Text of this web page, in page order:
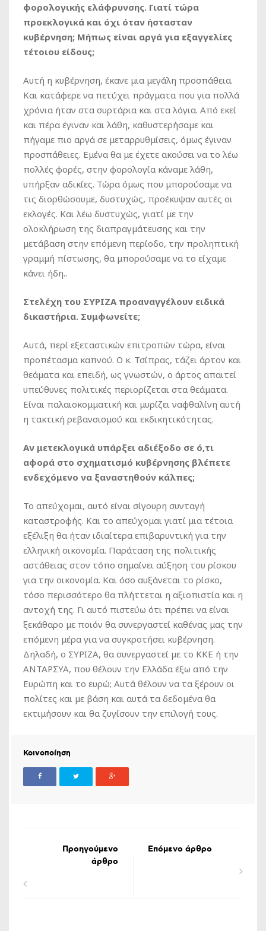
φορολογικής ελάφρυνσης. Γιατί τώρα
προεκλογικά και όχι όταν ήστασταν
κυβέρνηση; Μήπως είναι αργά για εξαγγελίες
τέτοιου είδους;
Αυτή η κυβέρνηση, έκανε μια μεγάλη προσπάθεια.
Και κατάφερε να πετύχει πράγματα που για πολλά
χρόνια ήταν στα συρτάρια και στα λόγια. Από εκεί
και πέρα έγιναν και λάθη, καθυστερήσαμε και
πήγαμε πιο αργά σε μεταρρυθμίσεις, όμως έγιναν
προσπάθειες. Εμένα θα με έχετε ακούσει να το λέω
πολλές φορές, στην φορολογία κάναμε λάθη,
υπήρξαν αδικίες. Τώρα όμως που μπορούσαμε να
τις διορθώσουμε, δυστυχώς, προέκυψαν αυτές οι
εκλογές. Και λέω δυστυχώς, γιατί με την
ολοκλήρωση της διαπραγμάτευσης και την
μετάβαση στην επόμενη περίοδο, την προληπτική
γραμμή πίστωσης, θα μπορούσαμε να το είχαμε
κάνει ήδη..
Στελέχη του ΣΥΡΙΖΑ προαναγγέλουν ειδικά
δικαστήρια. Συμφωνείτε;
Αυτά, περί εξεταστικών επιτροπών τώρα, είναι
προπέτασμα καπνού. Ο κ. Τσίπρας, τάζει άρτον και
θεάματα και επειδή, ως γνωστών, ο άρτος απαιτεί
υπεύθυνες πολιτικές περιορίζεται στα θεάματα.
Είναι παλαιοκομματική και μυρίζει ναφθαλίνη αυτή
η τακτική ρεβανσισμού και εκδικητικότητας.
Αν μετεκλογικά υπάρξει αδιέξοδο σε ό,τι
αφορά στο σχηματισμό κυβέρνησης βλέπετε
ενδεχόμενο να ξαναστηθούν κάλπες;
Το απεύχομαι, αυτό είναι σίγουρη συνταγή
καταστροφής. Και το απεύχομαι γιατί μια τέτοια
εξέλιξη θα ήταν ιδιαίτερα επιβαρυντική για την
ελληνική οικονομία. Παράταση της πολιτικής
αστάθειας στον τόπο σημαίνει αύξηση του ρίσκου
για την οικονομία. Και όσο αυξάνεται το ρίσκο,
τόσο περισσότερο θα πλήττεται η αξιοπιστία και η
αντοχή της. Γι αυτό πιστεύω ότι πρέπει να είναι
ξεκάθαρο με ποιόν θα συνεργαστεί καθένας μας την
επόμενη μέρα για να συγκροτήσει κυβέρνηση.
Δηλαδή, ο ΣΥΡΙΖΑ, θα συνεργαστεί με το ΚΚΕ ή την
ΑΝΤΑΡΣΥΑ, που θέλουν την Ελλάδα έξω από την
Ευρώπη και το ευρώ; Αυτά θέλουν να τα ξέρουν οι
πολίτες και με βάση και αυτά τα δεδομένα θα
εκτιμήσουν και θα ζυγίσουν την επιλογή τους.
Κοινοποίηση
Προηγούμενο
άρθρο
Επόμενο άρθρο